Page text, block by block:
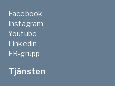
Facebook
Instagram
Youtube
Linkedin
FB-grupp
Tjänsten